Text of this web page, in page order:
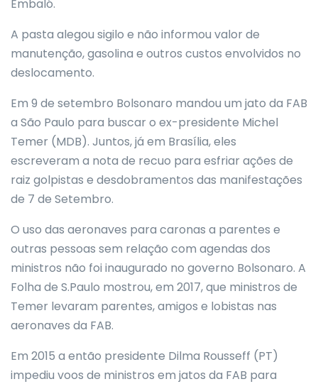
Embaló.
A pasta alegou sigilo e não informou valor de
manutenção, gasolina e outros custos envolvidos no
deslocamento.
Em 9 de setembro Bolsonaro mandou um jato da FAB
a São Paulo para buscar o ex-presidente Michel
Temer (MDB). Juntos, já em Brasília, eles
escreveram a nota de recuo para esfriar ações de
raiz golpistas e desdobramentos das manifestações
de 7 de Setembro.
O uso das aeronaves para caronas a parentes e
outras pessoas sem relação com agendas dos
ministros não foi inaugurado no governo Bolsonaro. A
Folha de S.Paulo mostrou, em 2017, que ministros de
Temer levaram parentes, amigos e lobistas nas
aeronaves da FAB.
Em 2015 a então presidente Dilma Rousseff (PT)
impediu voos de ministros em jatos da FAB para